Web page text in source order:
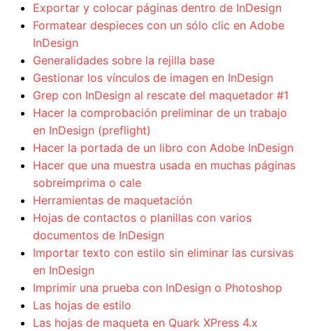
Exportar y colocar páginas dentro de InDesign
Formatear despieces con un sólo clic en Adobe
InDesign
Generalidades sobre la rejilla base
Gestionar los vínculos de imagen en InDesign
Grep con InDesign al rescate del maquetador #1
Hacer la comprobación preliminar de un trabajo
en InDesign (preflight)
Hacer la portada de un libro con Adobe InDesign
Hacer que una muestra usada en muchas páginas
sobreimprima o cale
Herramientas de maquetación
Hojas de contactos o planillas con varios
documentos de InDesign
Importar texto con estilo sin eliminar las cursivas
en InDesign
Imprimir una prueba con InDesign o Photoshop
Las hojas de estilo
Las hojas de maqueta en Quark XPress 4.x